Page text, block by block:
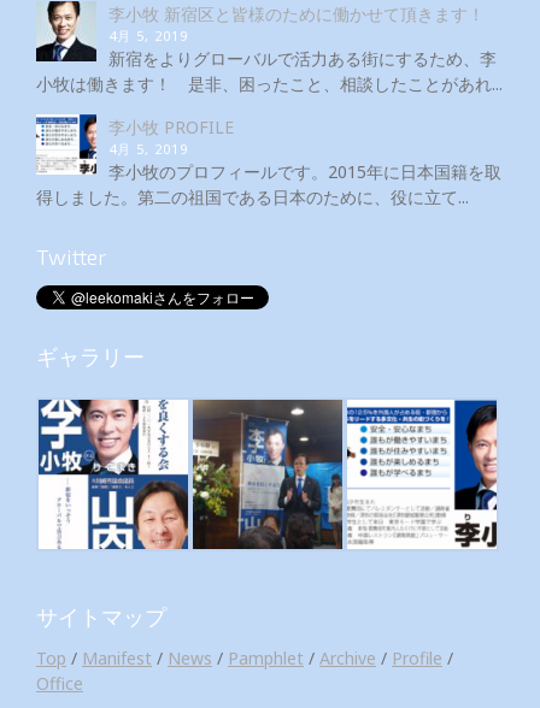
李小牧 新宿区と皆様のために働かせて頂きます！
4月 5, 2019
新宿をよりグローバルで活力ある街にするため、李
小牧は働きます！ 是非、困ったこと、相談したことがあれ...
李小牧 PROFILE
4月 5, 2019
李小牧のプロフィールです。2015年に日本国籍を取
得しました。第二の祖国である日本のために、役に立て...
Twitter
ギャラリー
サイトマップ
Top / Manifest / News / Pamphlet / Archive / Profile /
Office